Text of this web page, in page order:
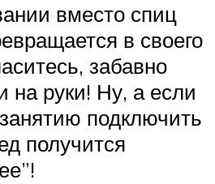
вместо спиц
в своего
забавно
на руки! Ну, а если
подключить
получится